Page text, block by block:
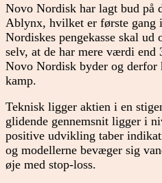
Novo Nordisk har lagt bud på
Ablynx, hvilket er første gang
Nordiskes pengekasse skal ud
selv, at de har mere værdi end
Novo Nordisk byder og derfor
kamp.
Teknisk ligger aktien i en
glidende gennemsnit ligger i
positive udvikling taber
og modellerne bevæger sig
øje med stop-loss.